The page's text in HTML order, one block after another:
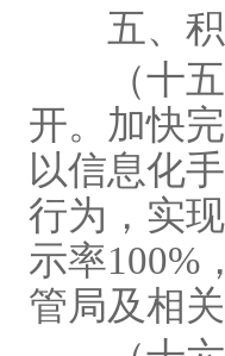
五、积
（十五
开。加快
以信息化
行为，实
示率100%
管局及相